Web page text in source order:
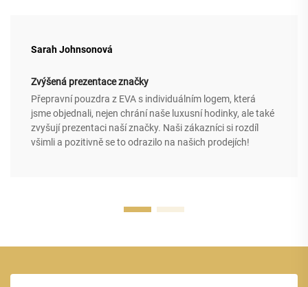
Sarah Johnsonová
Zvýšená prezentace značky
Přepravní pouzdra z EVA s individuálním logem, která
jsme objednali, nejen chrání naše luxusní hodinky, ale také
zvyšují prezentaci naší značky. Naši zákazníci si rozdíl
všimli a pozitivně se to odrazilo na našich prodejích!